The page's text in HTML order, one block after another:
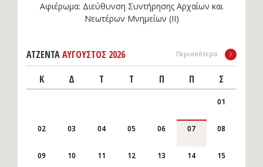
Αφιέρωμα: Διεύθυνση Συντήρησης Αρχαίων και
Νεωτέρων Μνημείων (IΙ)
ΑΤΖΕΝΤΑΑΎΓΟΥΣΤΟΣ 2026 Περισσότερα
Κ Δ Τ Τ Π Π Σ
01
02 03 04 05 06 07 08
09 10 11 12 13 14 15